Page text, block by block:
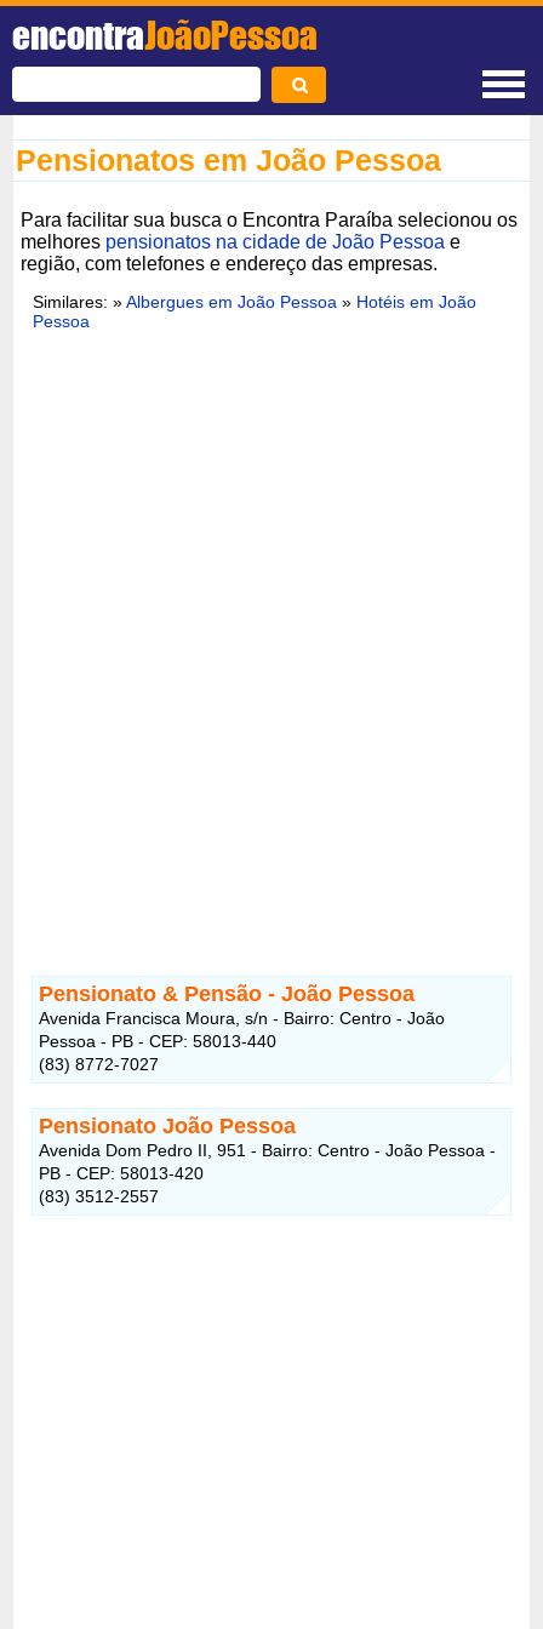
encontraJoãoPessoa
Pensionatos em João Pessoa
Para facilitar sua busca o Encontra Paraíba selecionou os
melhores pensionatos na cidade de João Pessoa e
região, com telefones e endereço das empresas.
Similares: »Albergues em João Pessoa » Hotéis em João
Pessoa
Pensionato & Pensão - João Pessoa
Avenida Francisca Moura, s/n - Bairro: Centro - João
Pessoa - PB - CEP: 58013-440
(83) 8772-7027
Pensionato João Pessoa
Avenida Dom Pedro II, 951 - Bairro: Centro - João Pessoa -
PB - CEP: 58013-420
(83) 3512-2557